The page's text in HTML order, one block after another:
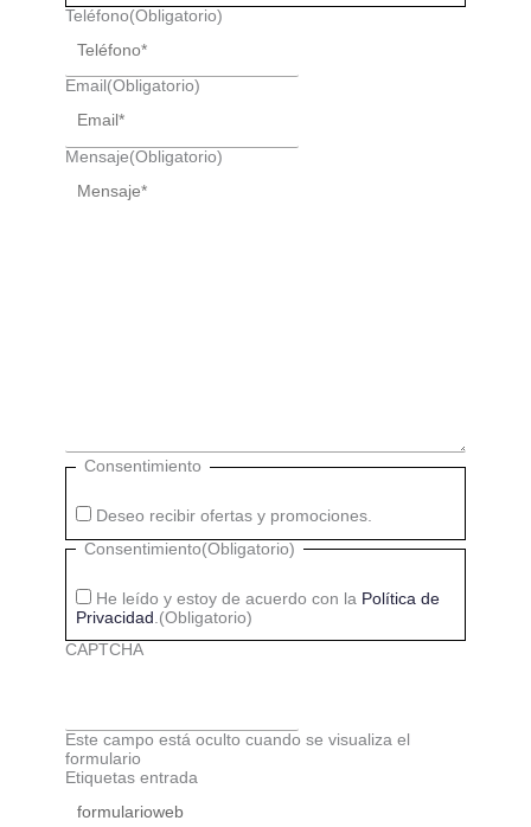
Teléfono(Obligatorio)
Email (Obligatorio)
Mensaje(Obligatorio)
Consentimiento
Deseo recibir ofertas y promociones.
Consentimiento(Obligatorio)
He leído y estoy de acuerdo con la Política de
Privacidad .(Obligatorio)
CAPTCHA
Este campo está oculto cuando se visualiza el
formulario
Etiquetas entrada